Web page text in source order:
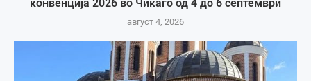
конвенција 2026 во Чикаго од 4 до 6 септември
август 4, 2026